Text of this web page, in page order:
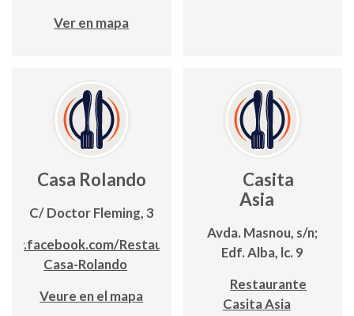
Ver en mapa
Casa Rolando
C/ Doctor Fleming, 3
Restaurante-
Casa-Rolando
Veure en el mapa
Casita
Asia
Avda. Masnou, s/n;
Edf. Alba, lc. 9
Restaurante
Casita Asia